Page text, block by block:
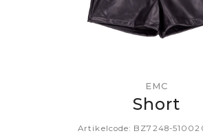
EMC
Short
Artikelcode: BZ7248-